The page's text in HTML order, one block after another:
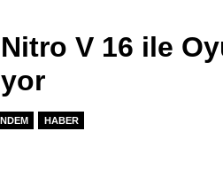
V 16 ile
HABER